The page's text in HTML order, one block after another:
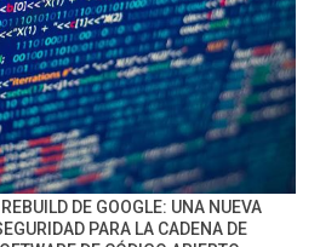
DE GOOGLE: UNA NUEVA
PARA LA CADENA DE